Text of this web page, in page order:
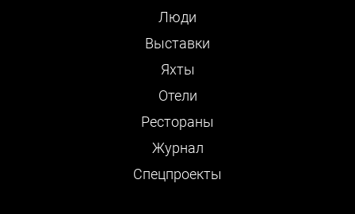
Люди
Выставки
Яхты
Отели
Рестораны
Журнал
Cпецпроекты